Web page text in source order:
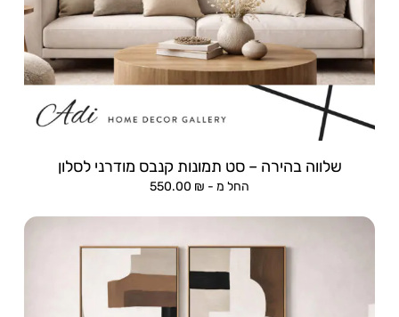
שלווה בהירה – סט תמונות קנבס מודרני לסלון
החל מ - 550.00 ₪